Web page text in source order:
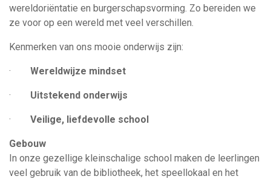
wereldoriëntatie en burgerschapsvorming. Zo bereiden we
ze voor op een wereld met veel verschillen.
Kenmerken van ons mooie onderwijs zijn:
· Wereldwijze mindset
· Uitstekend onderwijs
· Veilige, liefdevolle school
Gebouw
In onze gezellige kleinschalige school maken de leerlingen
veel gebruik van de bibliotheek, het speellokaal en het